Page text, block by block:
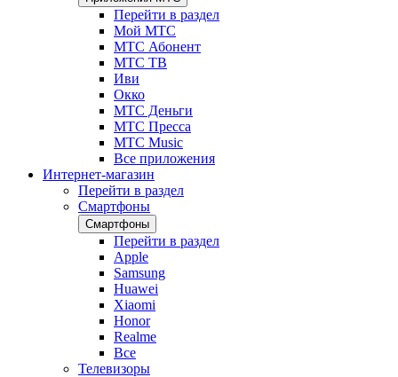
Перейти в раздел
Мой МТС
МТС Абонент
МТС ТВ
Иви
Окко
МТС Деньги
МТС Пресса
МТС Music
Все приложения
Интернет-магазин
Перейти в раздел
Смартфоны
Смартфоны
Перейти в раздел
Apple
Samsung
Huawei
Xiaomi
Honor
Realme
Все
Телевизоры